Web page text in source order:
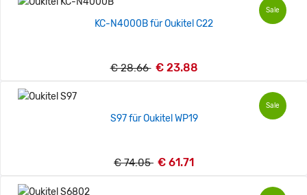
Sale
KC-N4000B für Oukitel C22
€ 28.66 € 23.88
Sale
S97 für Oukitel WP19
€ 74.05 € 61.71